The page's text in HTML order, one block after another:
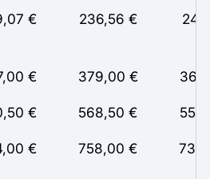
€ 236,56 €
€ 379,00 €
€ 568,50 €
€ 758,00 €